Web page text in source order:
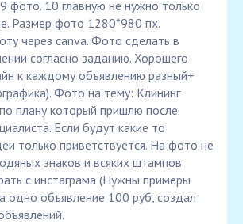
фото. 10 главную не нужно только
Размер фото 1280*980 пх.
через canva. Фото сделать в
согласно заданию. Хорошего
к каждому объявлению разный+
Фото на тему: Клининг
плану который пришлю после
Если будут какие то
только приветствуется. На фото не
знаков и всяких штампов.
с инстаграма (Нужны примеры
одно объявление 100 руб, создал